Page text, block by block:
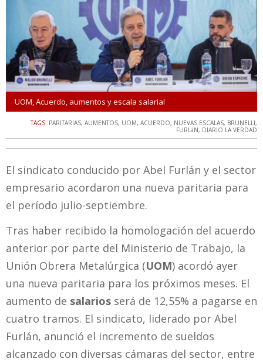
UOM, Acuerdo, aumentos y escala salarial
TAGS: PARITARIAS, AUMENTOS, UOM, ACUERDO, NUEVAS ESCALAS, BRUNELLI,
FURLáN, DIARIO LA VERDAD
El sindicato conducido por Abel Furlán y el sector
empresario acordaron una nueva paritaria para
el período julio-septiembre.
Tras haber recibido la homologación del acuerdo
anterior por parte del Ministerio de Trabajo, la
Unión Obrera Metalúrgica (UOM) acordó ayer
una nueva paritaria para los próximos meses. El
aumento de salarios será de 12,55% a pagarse en
cuatro tramos. El sindicato, liderado por Abel
Furlán, anunció el incremento de sueldos
alcanzado con diversas cámaras del sector, entre